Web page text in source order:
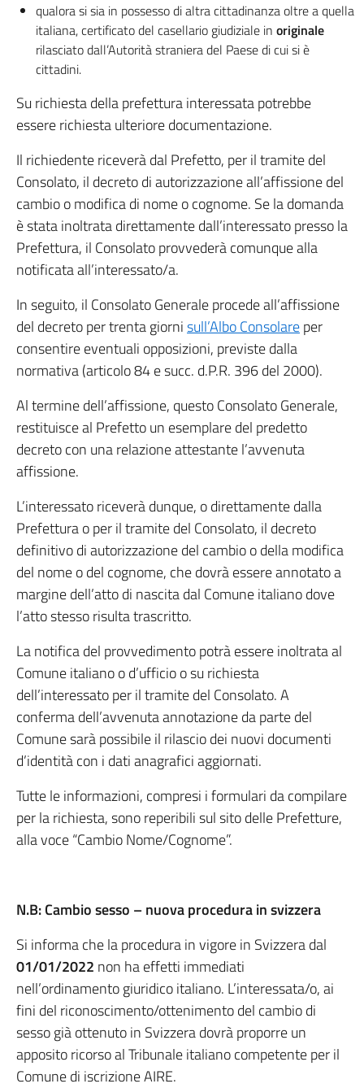
qualora si sia in possesso di altra cittadinanza oltre a quella
italiana, certificato del casellario giudiziale in originale
rilasciato dall’Autorità straniera del Paese di cui si è
cittadini.
Su richiesta della prefettura interessata potrebbe
essere richiesta ulteriore documentazione.
Il richiedente riceverà dal Prefetto, per il tramite del
Consolato, il decreto di autorizzazione all’affissione del
cambio o modifica di nome o cognome. Se la domanda
è stata inoltrata direttamente dall’interessato presso la
Prefettura, il Consolato provvederà comunque alla
notificata all’interessato/a.
In seguito, il Consolato Generale procede all’affissione
del decreto per trenta giornisull’Albo Consolareper
consentire eventuali opposizioni, previste dalla
normativa (articolo 84 e succ. d.P.R. 396 del 2000).
Al termine dell’affissione, questo Consolato Generale,
restituisce al Prefetto un esemplare del predetto
decreto con una relazione attestante l’avvenuta
affissione.
L’interessato riceverà dunque, o direttamente dalla
Prefettura o per il tramite del Consolato, il decreto
definitivo di autorizzazione del cambio o della modifica
del nome o del cognome, che dovrà essere annotato a
margine dell’atto di nascita dal Comune italiano dove
l’atto stesso risulta trascritto.
La notifica del provvedimento potrà essere inoltrata al
Comune italiano o d’ufficio o su richiesta
dell’interessato per il tramite del Consolato. A
conferma dell’avvenuta annotazione da parte del
Comune sarà possibile il rilascio dei nuovi documenti
d’identità con i dati anagrafici aggiornati.
Tutte le informazioni, compresi i formulari da compilare
per la richiesta, sono reperibili sul sito delle Prefetture,
alla voce “Cambio Nome/Cognome”.
N.B: Cambio sesso – nuova procedura in svizzera
Si informa che la procedura in vigore in Svizzera dal
01/01/2022 non ha effetti immediati
nell’ordinamento giuridico italiano. L’interessata/o, ai
fini del riconoscimento/ottenimento del cambio di
sesso già ottenuto in Svizzera dovrà proporre un
apposito ricorso al Tribunale italiano competente per il
Comune di iscrizione AIRE.